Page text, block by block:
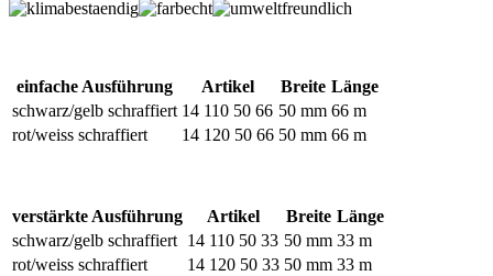
einfache Ausführung Artikel Breite Länge
schwarz/gelb schraffiert 14 110 50 66 50 mm 66 m
rot/weiss schraffiert
14 120 50 66 50 mm 66 m
verstärkte Ausführung Artikel Breite Länge
schwarz/gelb schraffiert 14 110 50 33 50 mm 33 m
rot/weiss schraffiert
14 120 50 33 50 mm 33 m